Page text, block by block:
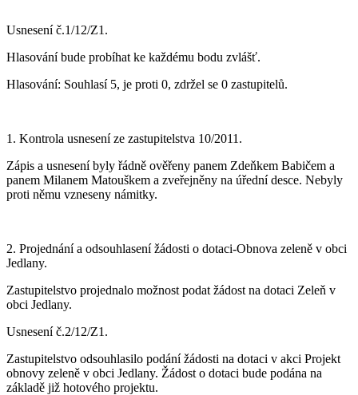
Usnesení č.1/12/Z1.
Hlasování bude probíhat ke každému bodu zvlášť.
Hlasování: Souhlasí 5, je proti 0, zdržel se 0 zastupitelů.
1. Kontrola usnesení ze zastupitelstva 10/2011.
Zápis a usnesení byly řádně ověřeny panem Zdeňkem Babičem a
panem Milanem Matouškem a zveřejněny na úřední desce. Nebyly
proti němu vzneseny námitky.
2. Projednání a odsouhlasení žádosti o dotaci-Obnova zeleně v obci
Jedlany.
Zastupitelstvo projednalo možnost podat žádost na dotaci Zeleň v
obci Jedlany.
Usnesení č.2/12/Z1.
Zastupitelstvo odsouhlasilo podání žádosti na dotaci v akci Projekt
obnovy zeleně v obci Jedlany. Žádost o dotaci bude podána na
základě již hotového projektu.